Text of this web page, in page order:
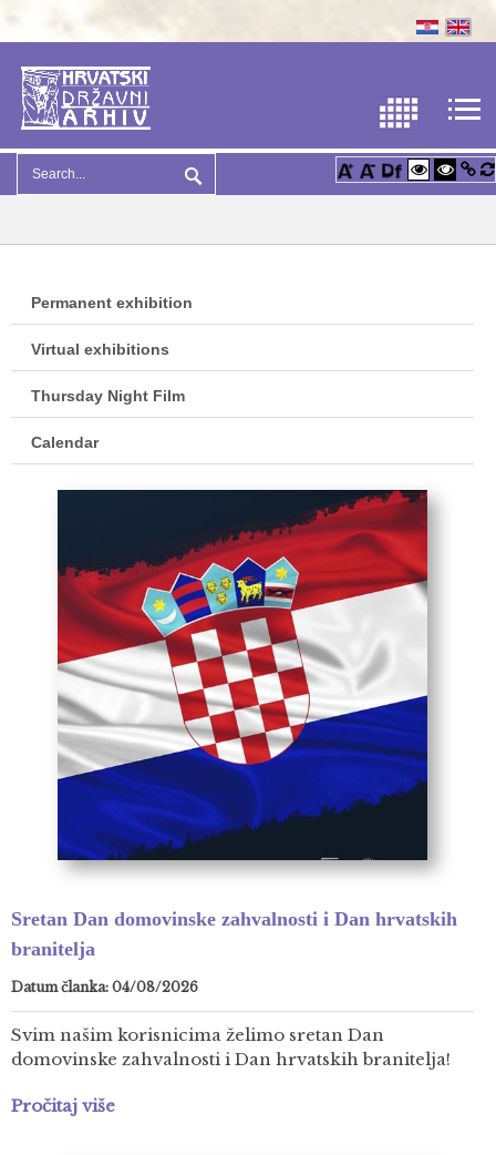
Permanent exhibition
Virtual exhibitions
Thursday Night Film
Calendar
Sretan Dan domovinske zahvalnosti i Dan hrvatskih
branitelja
Datum članka: 04/08/2026
Svim našim korisnicima želimo sretan Dan
domovinske zahvalnosti i Dan hrvatskih branitelja!
Pročitaj više